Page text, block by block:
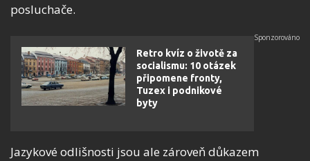
posluchače.
Retro kvíz o životě za
socialismu: 10 otázek
připomene fronty,
Tuzex i podnikové
byty
Jazykové odlišnosti jsou ale zároveň důkazem